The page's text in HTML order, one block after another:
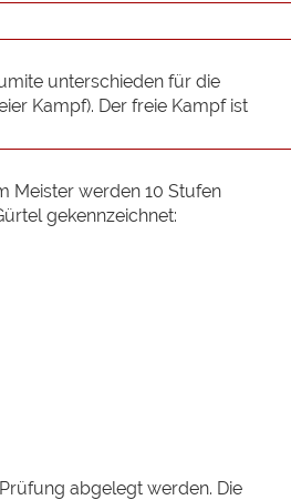
unterschieden für die
Kampf). Der freie Kampf ist
Meister werden 10 Stufen
gekennzeichnet:
abgelegt werden. Die